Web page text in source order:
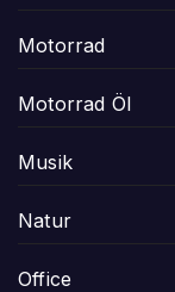
Motorrad
Motorrad Öl
Musik
Natur
Office